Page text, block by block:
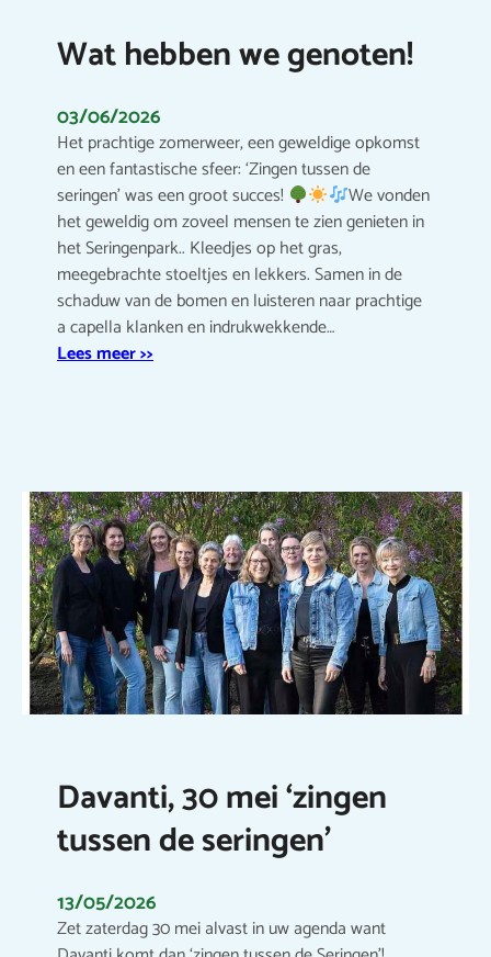
Wat hebben we genoten!
03/06/2026
Het prachtige zomerweer, een geweldige opkomst
en een fantastische sfeer: ‘Zingen tussen de
seringen’ was een groot succes!
We vonden
het geweldig om zoveel mensen te zien genieten in
het Seringenpark.. Kleedjes op het gras,
meegebrachte stoeltjes en lekkers. Samen in de
schaduw van de bomen en luisteren naar prachtige
a capella klanken en indrukwekkende…
Lees meer >>
Davanti, 30 mei ‘zingen
tussen de seringen’
13/05/2026
Zet zaterdag 30 mei alvast in uw agenda want